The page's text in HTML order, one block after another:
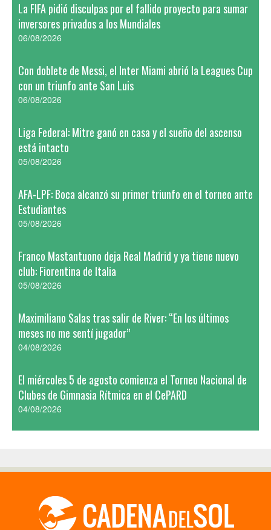
La FIFA pidió disculpas por el fallido proyecto para sumar
inversores privados a los Mundiales
06/08/2026
Con doblete de Messi, el Inter Miami abrió la Leagues Cup
con un triunfo ante San Luis
06/08/2026
Liga Federal: Mitre ganó en casa y el sueño del ascenso
está intacto
05/08/2026
AFA-LPF: Boca alcanzó su primer triunfo en el torneo ante
Estudiantes
05/08/2026
Franco Mastantuono deja Real Madrid y ya tiene nuevo
club: Fiorentina de Italia
05/08/2026
Maximiliano Salas tras salir de River: “En los últimos
meses no me sentí jugador”
04/08/2026
El miércoles 5 de agosto comienza el Torneo Nacional de
Clubes de Gimnasia Rítmica en el CePARD
04/08/2026